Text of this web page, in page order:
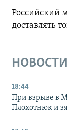
Российский
доставлять
НОВОСТИ
18:44
При взрыве в
Плохотнюк и